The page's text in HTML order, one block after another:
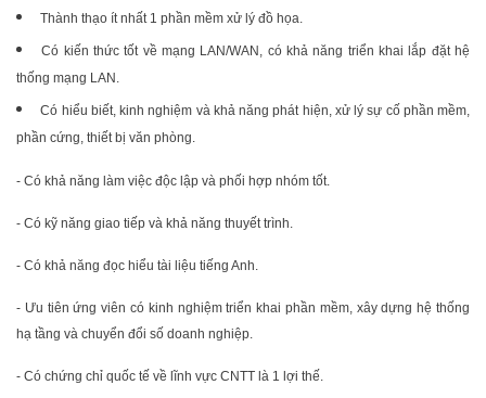
Thành thạo ít nhất 1 phần mềm xử lý đồ họa.
Có kiến thức tốt về mạng LAN/WAN, có khả năng triển khai lắp đặt hệ
thống mạng LAN.
Có hiểu biết, kinh nghiệm và khả năng phát hiện, xử lý sự cố phần mềm,
phần cứng, thiết bị văn phòng.
- Có khả năng làm việc độc lập và phối hợp nhóm tốt.
- Có kỹ năng giao tiếp và khả năng thuyết trình.
- Có khả năng đọc hiểu tài liệu tiếng Anh.
- Ưu tiên ứng viên có kinh nghiệm triển khai phần mềm, xây dựng hệ thống
hạ tầng và chuyển đổi số doanh nghiệp.
- Có chứng chỉ quốc tế về lĩnh vực CNTT là 1 lợi thế.